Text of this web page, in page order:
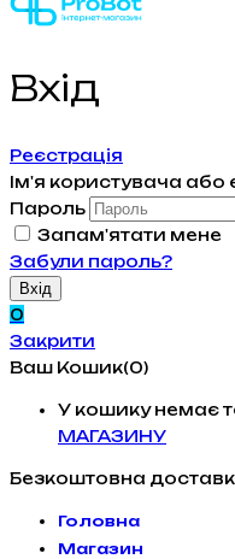
Вхiд
Реєстрація
Ім'я користувача або
Пароль
Запам'ятати мене
Забули пароль?
0
Закрити
Ваш Кошик(0)
У кошику немає
МАГАЗИНУ
Безкоштовна
Головна
Магазин